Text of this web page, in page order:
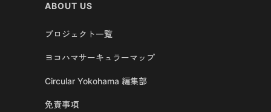
ABOUT US
プロジェクト一覧
ヨコハマサーキュラーマップ
Circular Yokohama 編集部
免責事項